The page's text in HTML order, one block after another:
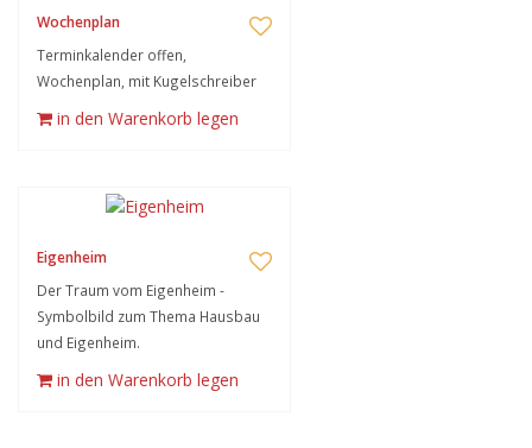
Wochenplan
Terminkalender offen,
Wochenplan, mit Kugelschreiber
in den Warenkorb legen
Eigenheim
Der Traum vom Eigenheim -
Symbolbild zum Thema Hausbau
und Eigenheim.
in den Warenkorb legen